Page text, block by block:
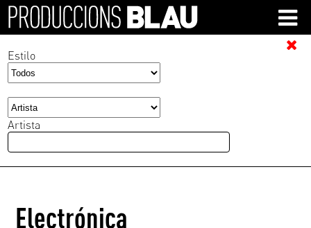
Estilo
Artista
Electrónica